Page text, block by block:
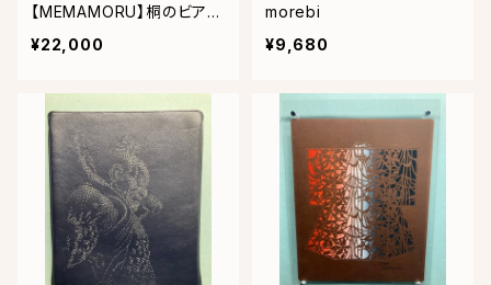
【MEMAMORU】桐のビア杯
鳳凰
¥22,000
morebi
¥9,680